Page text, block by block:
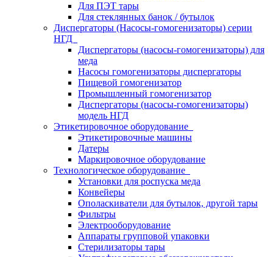
Для ПЭТ тары
Для стеклянных банок / бутылок
Диспергаторы (Насосы-гомогенизаторы) серии
НГД
Диспергаторы (насосы-гомогенизаторы) для
меда
Насосы гомогенизаторы диспергаторы
Пищевой гомогенизатор
Промышленный гомогенизатор
Диспергаторы (насосы-гомогенизаторы)
модель НГД
Этикетировочное оборудование
Этикетировочные машины
Датеры
Маркировочное оборудование
Технологическое оборудование
Установки для роспуска меда
Конвейеры
Ополаскиватели для бутылок, другой тары
Фильтры
Электрооборудование
Аппараты групповой упаковки
Стерилизаторы тары